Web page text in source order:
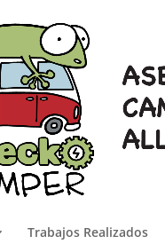
Trabajos Realizados